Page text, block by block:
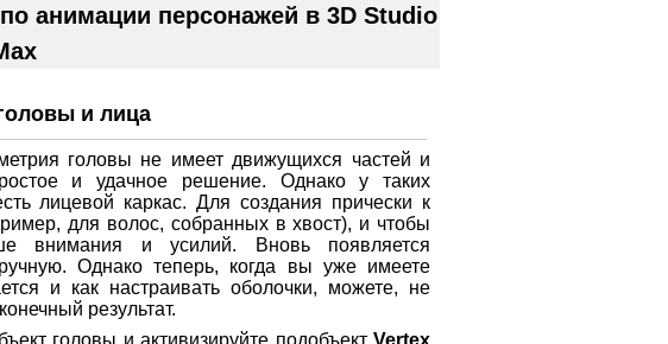
анимации персонажей в 3D Studio
и лица
головы не имеет движущихся частей и
и удачное решение. Однако у таких
лицевой каркас. Для создания прически к
для волос, собранных в хвост), и чтобы
внимания и усилий. Вновь появляется
Однако теперь, когда вы уже имеете
и как настраивать оболочки, можете, не
результат.
головы и активизируйте подобъектVertex